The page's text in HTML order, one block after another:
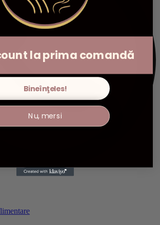
la prima comandă
Bineînţeles!
Nu, mersi